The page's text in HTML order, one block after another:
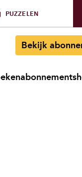
PUZZELEN
Bekijk
abonnement